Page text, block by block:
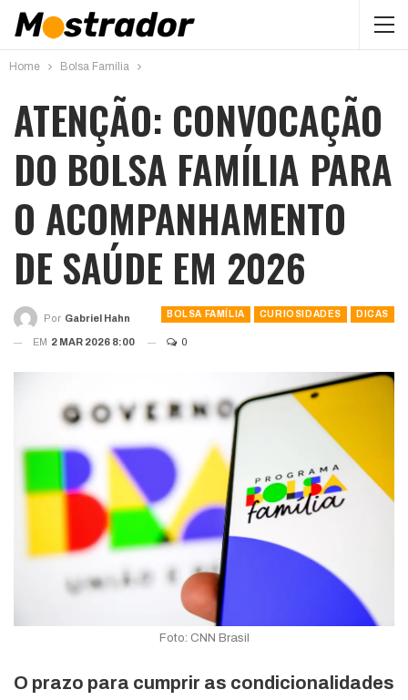
Home Bolsa Família
ATENÇÃO: CONVOCAÇÃO
DO BOLSA FAMÍLIA PARA
O ACOMPANHAMENTO
DE SAÚDE EM 2026
BOLSA FAMÍLIA CURIOSIDADES DICAS
Por Gabriel Hahn
EM 2 MAR 2026 8:00 0
Foto: CNN Brasil
O prazo para cumprir as condicionalidades